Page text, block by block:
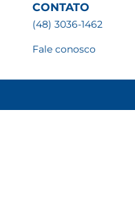
CONTATO
(48) 3036-1462
Fale conosco